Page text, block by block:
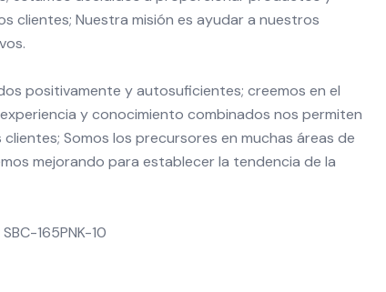
clientes; Nuestra misión es ayudar a nuestros
positivamente y autosuficientes; creemos en el
y conocimiento combinados nos permiten
Somos los precursores en muchas áreas de
mejorando para establecer la tendencia de la
165PNK-10